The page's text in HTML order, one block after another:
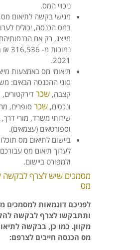
ניכויי המס.
מגישי בקשה לתיאום
במס הכנסה, יכולים
מייצג, רק אם
2021.
תיאומי מס באמצעות
סוגי ההכנסה הבאים:
קצבה, שכר דירקטורים,
ונכסים, שכר סופרים,
שירותי משרד, מורי דרך,
וספורטאים (עצמאים).
ביישום לתיאום מס
לערוך תיאום מס
ולמפורט ביישום.
מסמכים שיש לצרף לבקשה
מס
לפניכם דוגמאות למסמכים
ותתבקשו לצרף לבקשה
מקוון. כמו כן, בבקשה
מס הכנסה חייבים לצרפם: